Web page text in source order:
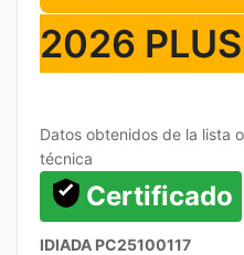
2026 PLUS
Datos obtenidos de la lista
técnica
Certificado
IDIADA PC25100117